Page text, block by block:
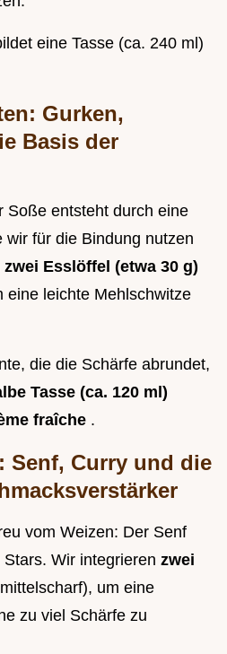
eine Tasse (ca. 240 ml)
Gurken,
Basis der
Soße entsteht durch eine
wir für die Bindung nutzen
zwei Esslöffel (etwa 30 g)
eine leichte Mehlschwitze
die die Schärfe abrundet,
Tasse (ca. 120 ml)
fraîche .
Senf, Curry und die
vom Weizen: Der Senf
Wir integrieren zwei
um eine
zu viel Schärfe zu